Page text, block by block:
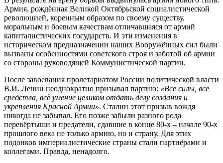
Армия, рождённая Великой Октябрьской социалистической
революцией, коренным образом по своему существу,
моральным и боевым качествам отличавшаяся от армий
капиталистических государств. И эти изменения в
историческом предназначении наших Вооружённых сил были
вызваны особенностями советского строя и заботой об армии
со стороны руководящей Коммунистической партии.
После завоевания пролетариатом России политической власти
В.И. Ленин неоднократно призывал партию: «Все силы, все
средства, всё умение целиком отдать делу создания и
укрепления Красной Армии». Сталин этот призыв вождя
никогда не забывал. Его позже забыли разного рода
перевёртыши и предатели, сдавшие в конце 80-х – начале 90-х
прошлого века не только армию, но и страну. Для этих
подонков империалистические страны стали партнёрами и
коллегами. Правда, ненадолго.